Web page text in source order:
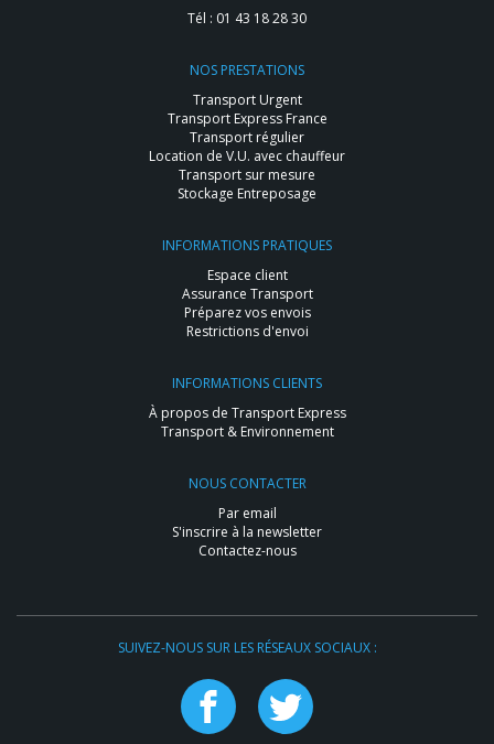
Tél : 01 43 18 28 30
NOS PRESTATIONS
Transport Urgent
Transport Express France
Transport régulier
Location de V.U. avec chauffeur
Transport sur mesure
Stockage Entreposage
INFORMATIONS PRATIQUES
Espace client
Assurance Transport
Préparez vos envois
Restrictions d'envoi
INFORMATIONS CLIENTS
À propos de Transport Express
Transport & Environnement
NOUS CONTACTER
Par email
S'inscrire à la newsletter
Contactez-nous
SUIVEZ-NOUS SUR LES RÉSEAUX SOCIAUX :